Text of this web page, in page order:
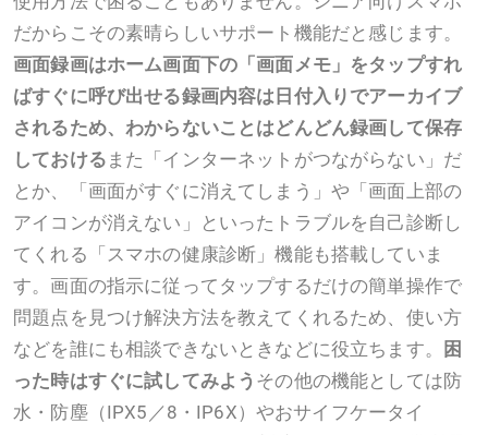
だからこその素晴らしいサポート機能だと感じます。
画面録画はホーム画面下の「画面メモ」をタップすれ
ばすぐに呼び出せる録画内容は日付入りでアーカイブ
されるため、わからないことはどんどん録画して保存
しておける また「インターネットがつながらない」だ
とか、「画面がすぐに消えてしまう」や「画面上部の
アイコンが消えない」といったトラブルを自己診断し
てくれる「スマホの健康診断」機能も搭載していま
す。画面の指示に従ってタップするだけの簡単操作で
問題点を見つけ解決方法を教えてくれるため、使い方
などを誰にも相談できないときなどに役立ちます。
困
った時はすぐに試してみよう その他の機能としては防
水・防塵（IPX5／8・IP6X）やおサイフケータイ